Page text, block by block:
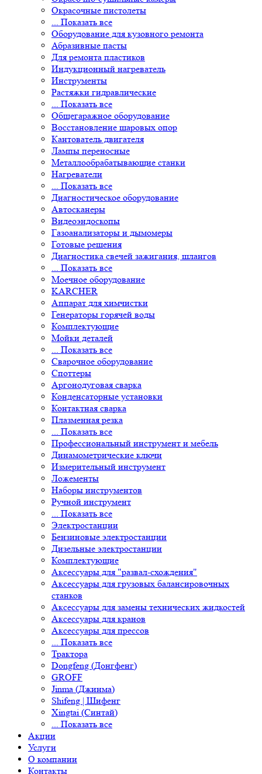
... Показать все
Оборудование для кузовного ремонта
Абразивные пасты
Для ремонта пластиков
Индукционный нагреватель
Инструменты
Растяжки гидравлические
... Показать все
Общегаражное оборудование
Восстановление шаровых опор
Кантователь двигателя
Лампы переносные
Металлообрабатывающие станки
Нагреватели
... Показать все
Диагностическое оборудование
Автосканеры
Видеоэндоскопы
Газоанализаторы и дымомеры
Готовые решения
Диагностика свечей зажигания, шлангов
... Показать все
Моечное оборудование
KARCHER
Аппарат для химчистки
Генераторы горячей воды
Комплектующие
Мойки деталей
... Показать все
Сварочное оборудование
Cпоттеры
Аргонодуговая сварка
Конденсаторные установки
Контактная сварка
Плазменная резка
... Показать все
Профессиональный инструмент и мебель
Динамометрические ключи
Измерительный инструмент
Ложементы
Наборы инструментов
Ручной инструмент
... Показать все
Электростанции
Бензиновые электростанции
Дизельные электростанции
Комплектующие
Аксессуары для "развал-схождения"
Аксессуары для грузовых балансировочных станков
Аксессуары для замены технических жидкостей
Аксессуары для кранов
Аксессуары для прессов
... Показать все
Трактора
Dongfeng (Донгфенг)
GROFF
Jinma (Джинма)
Shifeng | Шифенг
Xingtai (Синтай)
... Показать все
Акции
Услуги
О компании
Контакты